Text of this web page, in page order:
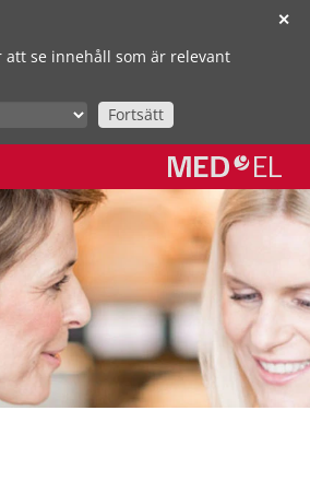
✕
se innehåll som är relevant
Fortsätt